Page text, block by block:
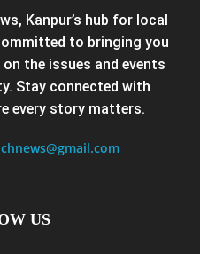
Kanpur’s hub for local
to bringing you
the issues and events
Stay connected with
every story matters.
US